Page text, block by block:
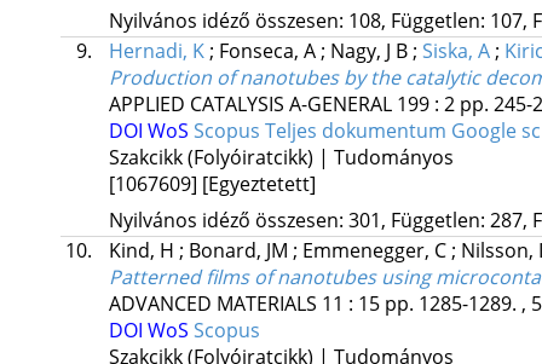
Nyilvános idéző összesen: 108, Független: 107,
9.
Hernadi, K; Fonseca, A; Nagy, J B; Siska, A;
Production of nanotubes by the catalytic
APPLIED CATALYSIS A-GENERAL 199: 2 pp. 245-
DOI WoS Scopus Teljes dokumentum Google
Szakcikk (Folyóiratcikk) | Tudományos
[1067609] [Egyeztetett]
Nyilvános idéző összesen: 301, Független: 287,
10.
Kind, H ; Bonard, JM ; Emmenegger, C; Nilsson,
Patterned films of nanotubes using
ADVANCED MATERIALS 11 : 15 pp. 1285-1289. ,
DOI WoS Scopus
Szakcikk (Folyóiratcikk) | Tudományos